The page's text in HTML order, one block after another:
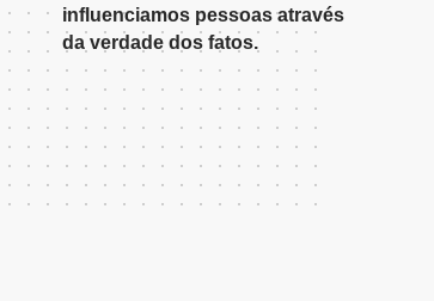
influenciamos pessoas através
da verdade dos fatos.